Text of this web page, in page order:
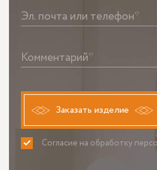
Эл. почта или телефон*
Комментарий*
Заказать изделие
Согласие на обработку
ПРИНИМАЮ НЕ